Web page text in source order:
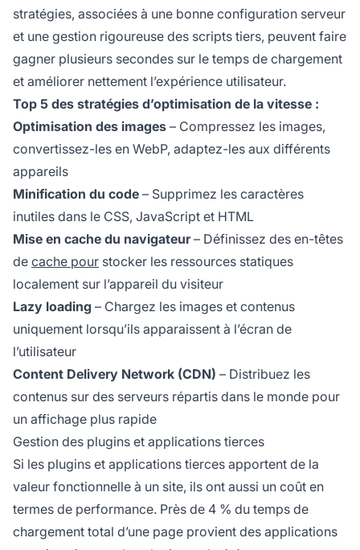
stratégies, associées à une bonne configuration serveur
et une gestion rigoureuse des scripts tiers, peuvent faire
gagner plusieurs secondes sur le temps de chargement
et améliorer nettement l’expérience utilisateur.
Top 5 des stratégies d’optimisation de la vitesse :
Optimisation des images – Compressez les images,
convertissez-les en WebP, adaptez-les aux différents
appareils
Minification du code – Supprimez les caractères
inutiles dans le CSS, JavaScript et HTML
Mise en cache du navigateur– Définissez des en-têtes
de cache pour stocker les ressources statiques
localement sur l’appareil du visiteur
Lazy loading – Chargez les images et contenus
uniquement lorsqu’ils apparaissent à l’écran de
l’utilisateur
Content Delivery Network (CDN) – Distribuez les
contenus sur des serveurs répartis dans le monde pour
un affichage plus rapide
Gestion des plugins et applications tierces
Si les plugins et applications tierces apportent de la
valeur fonctionnelle à un site, ils ont aussi un coût en
termes de performance. Près de 4 % du temps de
chargement total d’une page provient des applications